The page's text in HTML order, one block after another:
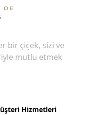
bir çiçek, sizi ve
mutlu etmek
Hizmetleri